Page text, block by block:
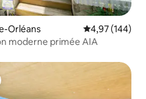
Orléans Évaluation
4,97 (144)
moderne primée AIA